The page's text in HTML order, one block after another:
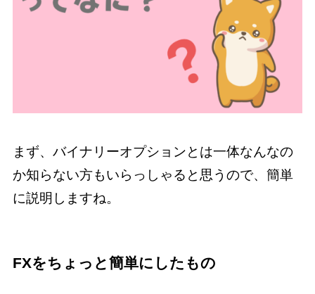
まず、バイナリーオプションとは一体なんなの
か知らない方もいらっしゃると思うので、簡単
に説明しますね。
FXをちょっと簡単にしたもの